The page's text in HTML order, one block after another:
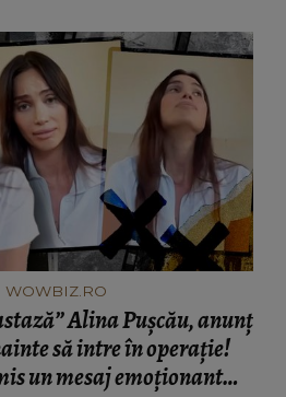
WOWBIZ.RO
Alina Pușcău, anunț
să intre în operație!
un mesaj emoționant